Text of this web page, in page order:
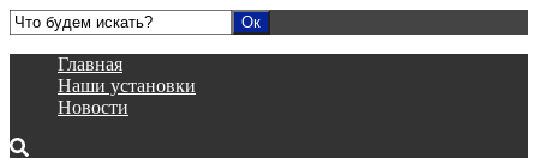
Главная
Наши установки
Новости